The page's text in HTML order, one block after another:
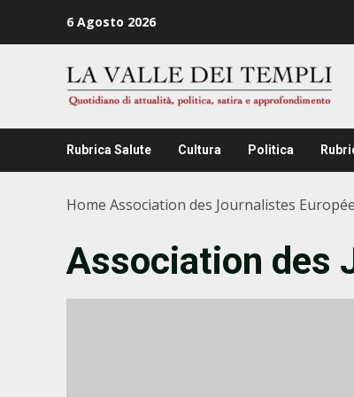
6 Agosto 2026
Rubrica Salute Cultura Politica
Home Association des Journalistes
Association des